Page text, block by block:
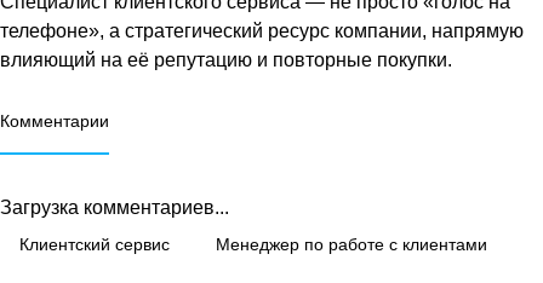
телефоне», а стратегический ресурс компании, напрямую
влияющий на её репутацию и повторные покупки.
Комментарии
Загрузка комментариев...
Клиентский сервис Менеджер по работе с клиентами